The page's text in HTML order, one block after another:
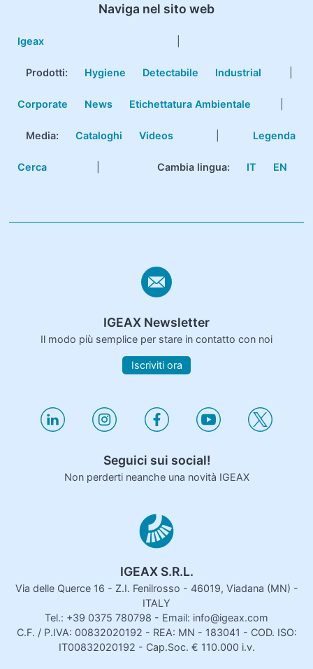
Naviga nel sito web
Igeax
Prodotti: Hygiene Detectabile Industrial
Corporate News Etichettatura Ambientale
Media: Cataloghi Videos Legenda
Cerca Cambia lingua: IT EN
IGEAX Newsletter
Il modo più semplice per stare in contatto con noi
Iscriviti ora
Seguici sui social!
Non perderti neanche una novità IGEAX
IGEAX S.R.L.
Via delle Querce 16 - Z.I. Fenilrosso - 46019, Viadana (MN) -
ITALY
Tel.: +39 0375 780798 - Email: info@igeax.com
C.F. / P.IVA: 00832020192 - REA: MN - 183041 - COD. ISO:
IT00832020192 - Cap.Soc. € 110.000 i.v.